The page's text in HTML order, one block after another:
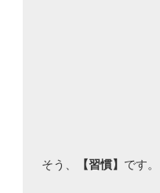
そう、 【習慣】 です。